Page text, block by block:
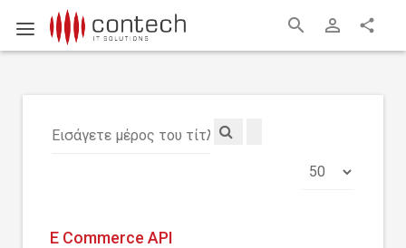
search person_outline share
Εισάγετε
Εμφάνιση
E Commerce API